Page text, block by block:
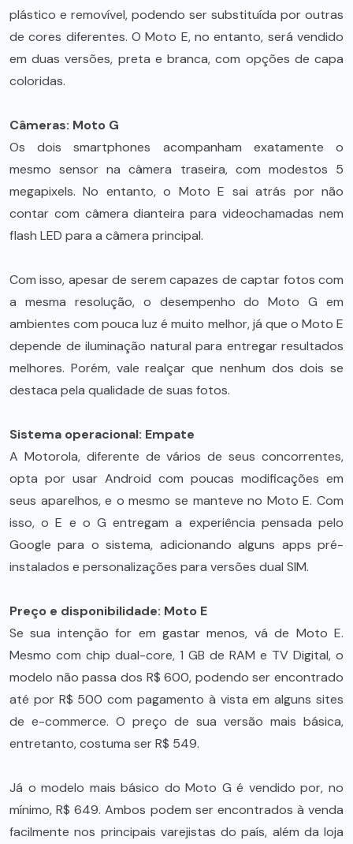
plástico e removível, podendo ser substituída por outras
de cores diferentes. O Moto E, no entanto, será vendido
em duas versões, preta e branca, com opções de capa
coloridas.
Câmeras: Moto G
Os dois smartphones acompanham exatamente o
mesmo sensor na câmera traseira, com modestos 5
megapixels. No entanto, o Moto E sai atrás por não
contar com câmera dianteira para videochamadas nem
flash LED para a câmera principal.
Com isso, apesar de serem capazes de captar fotos com
a mesma resolução, o desempenho do Moto G em
ambientes com pouca luz é muito melhor, já que o Moto E
depende de iluminação natural para entregar resultados
melhores. Porém, vale realçar que nenhum dos dois se
destaca pela qualidade de suas fotos.
Sistema operacional: Empate
A Motorola, diferente de vários de seus concorrentes,
opta por usar Android com poucas modificações em
seus aparelhos, e o mesmo se manteve no Moto E. Com
isso, o E e o G entregam a experiência pensada pelo
Google para o sistema, adicionando alguns apps pré-
instalados e personalizações para versões dual SIM.
Preço e disponibilidade: Moto E
Se sua intenção for em gastar menos, vá de Moto E.
Mesmo com chip dual-core, 1 GB de RAM e TV Digital, o
modelo não passa dos R$ 600, podendo ser encontrado
até por R$ 500 com pagamento à vista em alguns sites
de e-commerce. O preço de sua versão mais básica,
entretanto, costuma ser R$ 549.
Já o modelo mais básico do Moto G é vendido por, no
mínimo, R$ 649. Ambos podem ser encontrados à venda
facilmente nos principais varejistas do país, além da loja